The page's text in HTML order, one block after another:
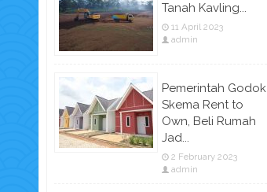
Tanah Kavling...
11 April 2023
admin
Pemerintah Godok
Skema Rent to
Own, Beli Rumah
Jad...
2 February 2023
admin